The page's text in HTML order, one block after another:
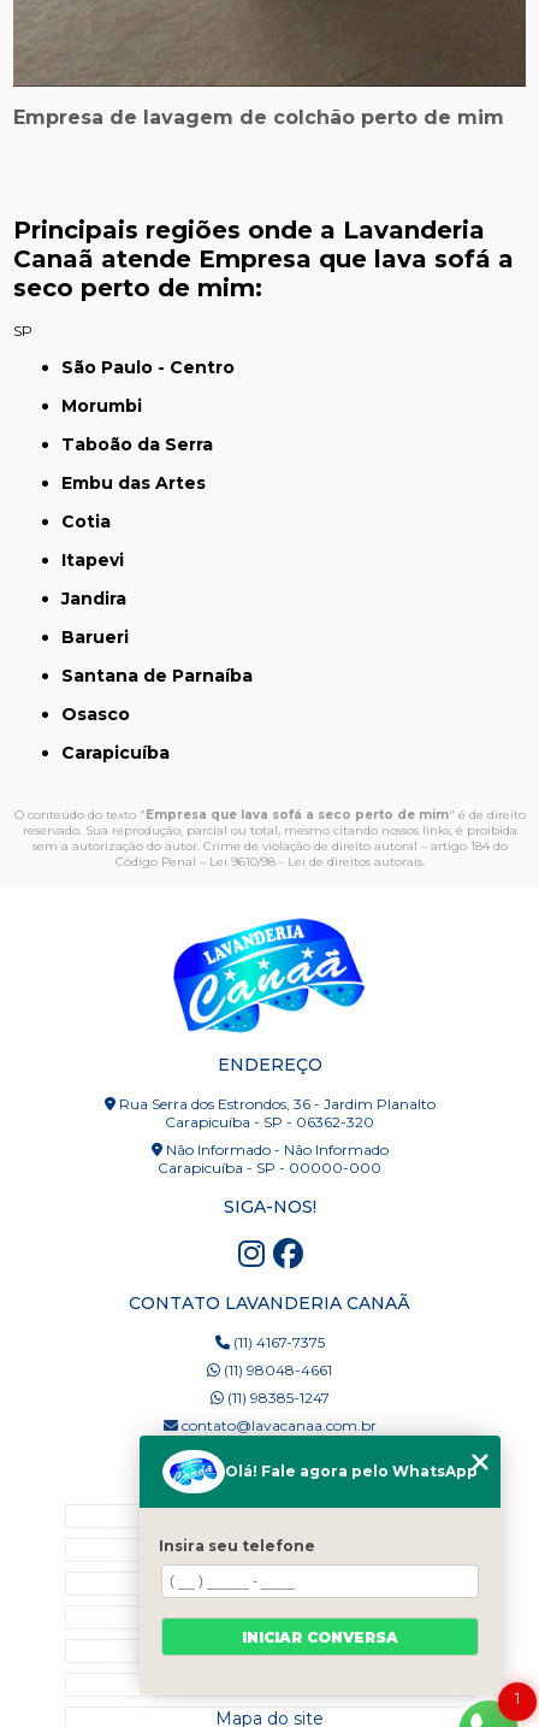
Empresa de lavagem de colchão perto de mim
Principais regiões onde a Lavanderia
Canaã atende Empresa que lava sofá a
seco perto de mim:
SP
São Paulo - Centro
Morumbi
Taboão da Serra
Embu das Artes
Cotia
Itapevi
Jandira
Barueri
Santana de Parnaíba
Osasco
Carapicuíba
O conteúdo do texto "Empresa que lava sofá a seco perto de mim" é de direito
reservado. Sua reprodução, parcial ou total, mesmo citando nossos links, é proibida
sem a autorização do autor. Crime de violação de direito autoral – artigo 184 do
Código Penal – Lei 9610/98 - Lei de direitos autorais.
ENDEREÇO
Rua Serra dos Estrondos, 36 - Jardim Planalto
Carapicuíba - SP - 06362-320
Não Informado - Não Informado
Carapicuíba - SP - 00000-000
SIGA-NOS!
CONTATO LAVANDERIA CANAÃ
(11) 4167-7375
(11) 98048-4661
(11) 98385-1247
contato@lavacanaa.com.br
MENU
Quem Somos
Blog
Serviços
Contato
Mapa do site
1
Olá! Fale agora pelo WhatsApp
Insira seu telefone
INICIAR CONVERSA